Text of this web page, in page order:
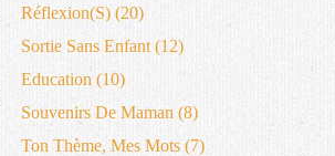
Réflexion(s) (20)
Sortie Sans Enfant (12)
Education (10)
Souvenirs De Maman (8)
Ton Thème, Mes Mots (7)